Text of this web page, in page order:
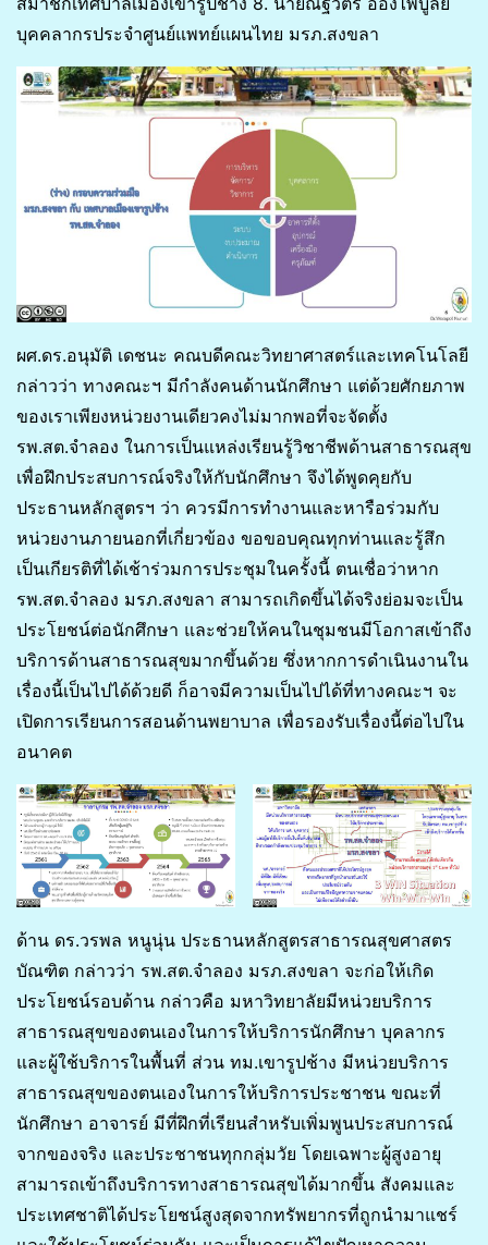
บุคคลากรประจำศูนย์แพทย์แผนไทย มรภ.สงขลา
ผศ.ดร.อนุมัติ เดชนะ คณบดีคณะวิทยาศาสตร์และเทคโนโลยี
กล่าวว่า ทางคณะฯ มีกำลังคนด้านนักศึกษา แต่ด้วยศักยภาพ
ของเราเพียงหน่วยงานเดียวคงไม่มากพอที่จะจัดตั้ง
รพ.สต.จำลอง ในการเป็นแหล่งเรียนรู้วิชาชีพด้านสาธารณสุข
เพื่อฝึกประสบการณ์จริงให้กับนักศึกษา จึงได้พูดคุยกับ
ประธานหลักสูตรฯ ว่า ควรมีการทำงานและหารือร่วมกับ
หน่วยงานภายนอกที่เกี่ยวข้อง ขอขอบคุณทุกท่านและรู้สึก
เป็นเกียรติที่ได้เช้าร่วมการประชุมในครั้งนี้ ตนเชื่อว่าหาก
รพ.สต.จำลอง มรภ.สงขลา สามารถเกิดขึ้นได้จริงย่อมจะเป็น
ประโยชน์ต่อนักศึกษา และช่วยให้คนในชุมชนมีโอกาสเข้าถึง
บริการด้านสาธารณสุขมากขึ้นด้วย ซึ่งหากการดำเนินงานใน
เรื่องนี้เป็นไปได้ด้วยดี ก็อาจมีความเป็นไปได้ที่ทางคณะฯ จะ
เปิดการเรียนการสอนด้านพยาบาล เพื่อรองรับเรื่องนี้ต่อไปใน
อนาคต
ด้าน ดร.วรพล หนูนุ่น ประธานหลักสูตรสาธารณสุขศาสตร
บัณฑิต กล่าวว่า รพ.สต.จำลอง มรภ.สงขลา จะก่อให้เกิด
ประโยชน์รอบด้าน กล่าวคือ มหาวิทยาลัยมีหน่วยบริการ
สาธารณสุขของตนเองในการให้บริการนักศึกษา บุคลากร
และผู้ใช้บริการในพื้นที่ ส่วน ทม.เขารูปช้าง มีหน่วยบริการ
สาธารณสุขของตนเองในการให้บริการประชาชน ขณะที่
นักศึกษา อาจารย์ มีที่ฝึกที่เรียนสำหรับเพิ่มพูนประสบการณ์
จากของจริง และประชาชนทุกกลุ่มวัย โดยเฉพาะผู้สูงอายุ
สามารถเข้าถึงบริการทางสาธารณสุขได้มากขึ้น สังคมและ
ประเทศชาติได้ประโยชน์สูงสุดจากทรัพยากรที่ถูกนำมาแชร์